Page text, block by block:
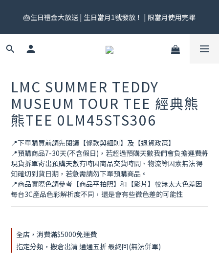
領券中心領，碼碼不同快去領！
🎂生日禮金大放送 | 生日當月1號發放！ | 限當月使用完畢
🎟️ 免運券來了！每月 25 號準時開搶｜$299／$999 各一張｜官網
LMC SUMMER TEDDY
MUSEUM TOUR TEE 經典熊
熊TEE 0LM45STS306
📍下單購買前請先閱讀【條款與細則】及【退貨政策】
📍預購商品7-30天(不含假日)，若超過預購天數我們會負擔運費將
現貨拆單寄出預購天數有時因商品交貨時間、物流等因素無法得
知確切到貨日期，若急需請勿下單預購商品。
📍商品實際色請參考【商品平拍照】和【影片】較無太大色差因
每台3C產品色彩解析度不同，還是會有些微色差的可能性
全店，消費滿$5000免運費
指定分類，搬倉出清 通通五折 最終回(無法併單)